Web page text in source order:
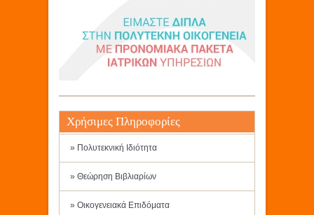
Χρήσιμες Πληροφορίες
» Πολυτεκνική Ιδιότητα
» Θεώρηση Βιβλιαρίων
» Οικογενειακά Επιδόματα